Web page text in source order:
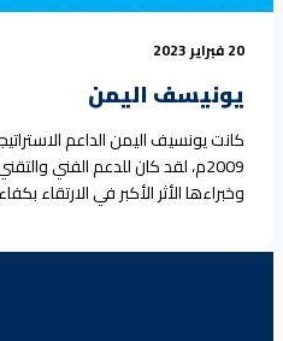
20 فبراير 2023
يونيسف اليمن
كانت يونسيف اليمن الداعم
2009م، لقد كان للدعم الفني
وخبراءها الأثر الأكبر في الارتقاء
والمجتمعي. لقد تمكنت سياج من